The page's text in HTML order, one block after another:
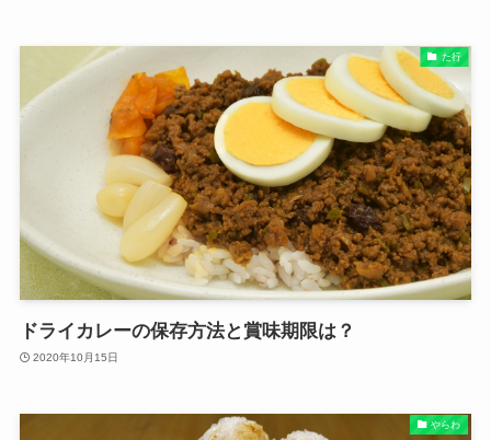
た行
ドライカレーの保存方法と賞味期限は？
2020年10月15日
やらわ